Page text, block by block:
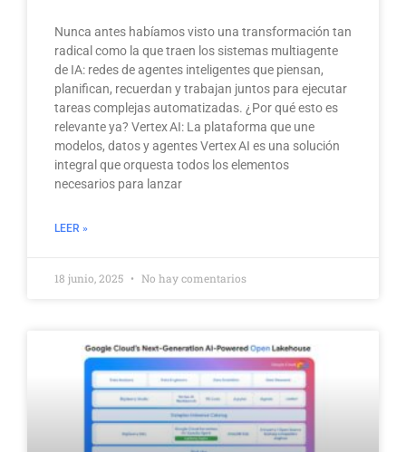
Nunca antes habíamos visto una transformación tan
radical como la que traen los sistemas multiagente
de IA: redes de agentes inteligentes que piensan,
planifican, recuerdan y trabajan juntos para ejecutar
tareas complejas automatizadas. ¿Por qué esto es
relevante ya? Vertex AI: La plataforma que une
modelos, datos y agentes Vertex AI es una solución
integral que orquesta todos los elementos
necesarios para lanzar
LEER »
18 junio, 2025 No hay comentarios